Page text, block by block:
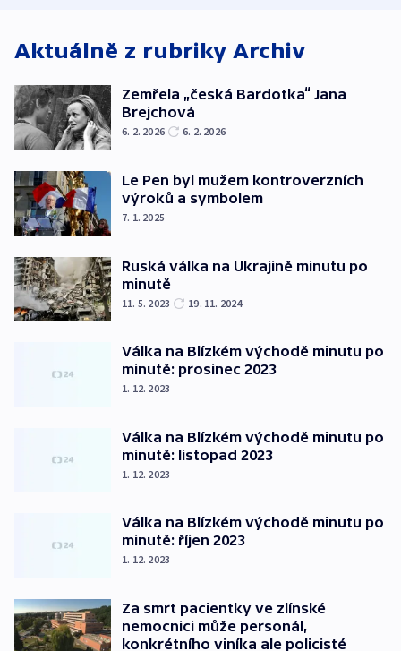
Aktuálně z rubriky Archiv
Zemřela „česká Bardotka“ Jana
Brejchová
6. 2. 2026 6. 2. 2026
Le Pen byl mužem kontroverzních
výroků a symbolem
7. 1. 2025
Ruská válka na Ukrajině minutu po
minutě
11. 5. 2023 19. 11. 2024
Válka na Blízkém východě minutu po
minutě: prosinec 2023
1. 12. 2023
Válka na Blízkém východě minutu po
minutě: listopad 2023
1. 12. 2023
Válka na Blízkém východě minutu po
minutě: říjen 2023
1. 12. 2023
Za smrt pacientky ve zlínské
nemocnici může personál,
konkrétního viníka ale policisté